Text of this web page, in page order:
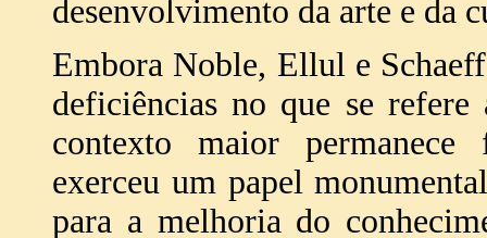
desenvolvimento da arte e da
Embora Noble, Ellul e
deficiências no que se
contexto maior
exerceu um papel
para a melhoria do